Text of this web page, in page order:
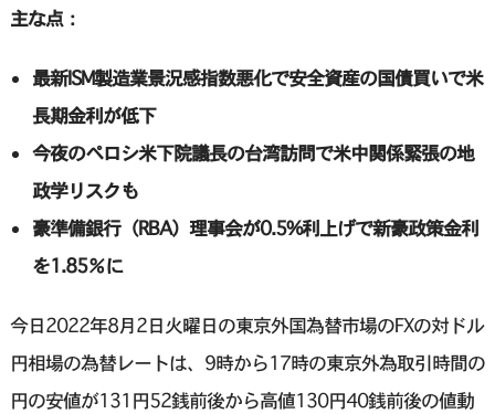
主な点：
最新ISM製造業景況感指数悪化で安全資産の国債買いで米
長期金利が低下
今夜のペロシ米下院議長の台湾訪問で米中関係緊張の地
政学リスクも
豪準備銀行（RBA）理事会が0.5%利上げで新豪政策金利
を1.85％に
今日2022年8月2日火曜日の東京外国為替市場のFXの対ドル
円相場の為替レートは、9時から17時の東京外為取引時間の
円の安値が131円52銭前後から高値130円40銭前後の値動